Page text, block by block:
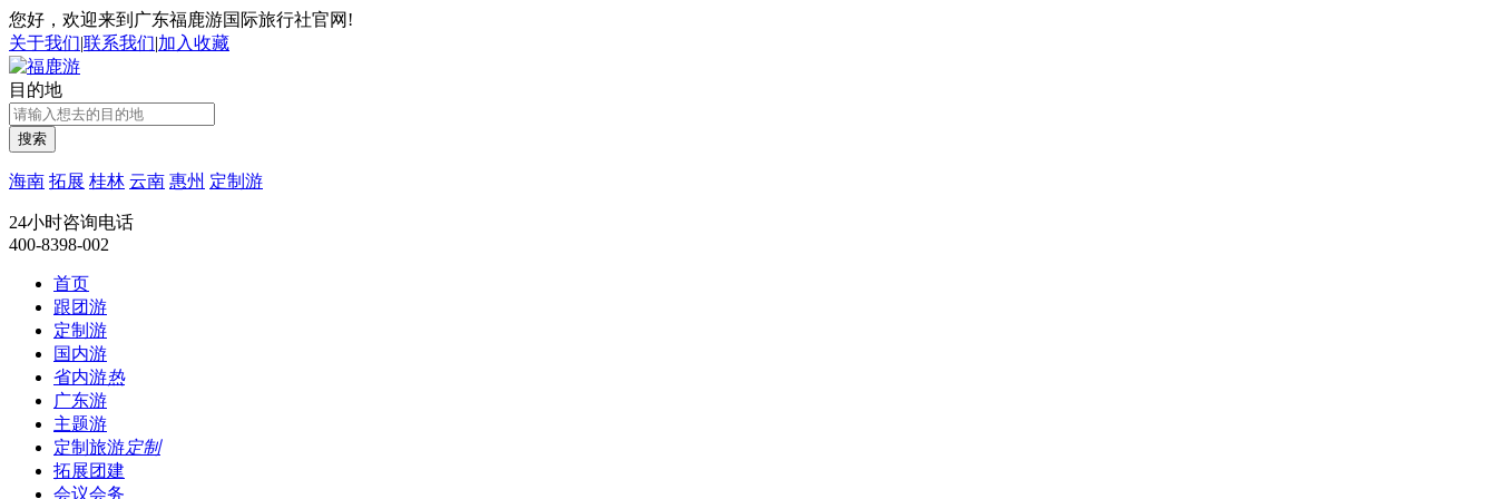
您好，欢迎来到广东福鹿游国际旅行社官网!
关于我们|联系我们|加入收藏
目的地
搜索
海南 拓展 桂林 云南 惠州 定制游
24小时咨询电话
400-8398-002
首页
跟团游
定制游
国内游
省内游热
广东游
主题游
定制旅游定制
拓展团建
会议会务